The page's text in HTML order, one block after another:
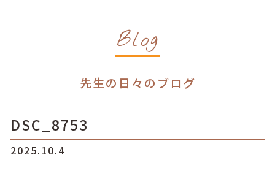
Blog
先生の日々のブログ
DSC_8753
2025.10.4